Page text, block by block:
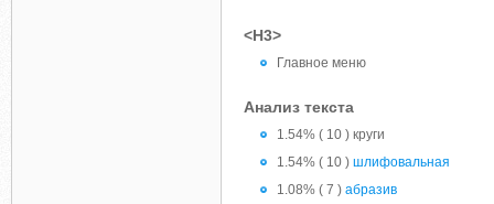
<H3>
Главное меню
Анализ текста
1.54% ( 10 ) круги
1.54% ( 10 ) шлифовальная
1.08% ( 7 ) абразив